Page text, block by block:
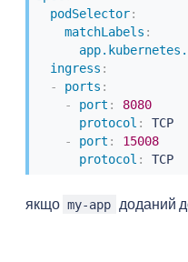
podSelector:
matchLabels :
ingress :
-
ports :
-
port :
8080
protocol :
TCP
-
port :
15008
protocol : TCP
якщо my-app доданий